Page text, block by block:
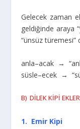
Gelecek zaman
geldiğinde araya
“ünsüz türemesi”
anla–acak →
süsle–ecek →
B) DİLEK KİPİ
1. Emir Kipi